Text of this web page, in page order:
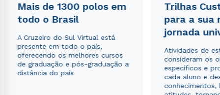
Mais de 1300 polos em
todo o Brasil
A Cruzeiro do Sul Virtual está
presente em todo o país,
oferecendo os melhores cursos
de graduação e pós-graduação a
distância do país
Trilhas
para a sua
jornada
Atividades de
consideram os
específicos e
cada aluno e
conhecimentos,